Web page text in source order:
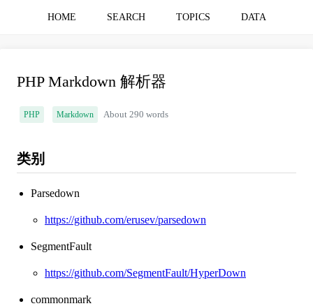
HOME SEARCH TOPICS DATA
PHP Markdown 解析器
PHP Markdown About 290 words
类别
Parsedown
https://github.com/erusev/parsedown
SegmentFault
https://github.com/SegmentFault/HyperDown
commonmark